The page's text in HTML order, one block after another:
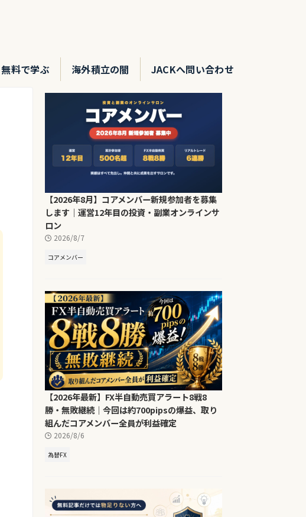
無料で学ぶ 海外積立の闇 JACKへ問い合わせ
【2026年8月】コアメンバー新規参加者を募集
します｜運営12年目の投資・副業オンラインサ
ロン
2026/8/7
コアメンバー
【2026年最新】FX半自動売買アラート8戦8
勝・無敗継続｜今回は約700pipsの爆益、取り
組んだコアメンバー全員が利益確定
2026/8/6
為替FX